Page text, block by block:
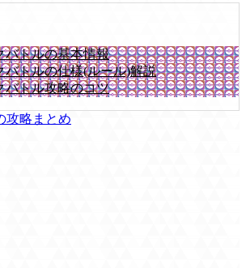
バトルの基本情報
バトルの仕様(ルール)解説
バトル攻略のコツ
攻略まとめ